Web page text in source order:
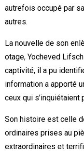
autrefois occupé par
autres.
La nouvelle de son
otage, Yocheved
captivité, il a pu
information a apporté
ceux qui s’inquiétaient
Son histoire est celle
ordinaires prises au
extraordinaires et